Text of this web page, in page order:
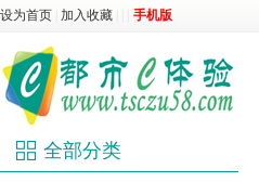
设为首页 加入收藏 手机版
全部分类